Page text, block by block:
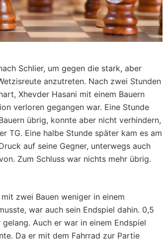
Schlier, um gegen die stark, aber
anzutreten. Nach zwei Stunden
Xhevder Hasani mit einem Bauern
verloren gegangen war. Eine Stunde
übrig, konnte aber nicht verhindern,
TG. Eine halbe Stunde später kam es am
auf seine Gegner, unterwegs auch
Zum Schluss war nichts mehr übrig.
zwei Bauen weniger in einem
war auch sein Endspiel dahin. 0,5
Auch er war in einem Endspiel
Da er mit dem Fahrrad zur Partie